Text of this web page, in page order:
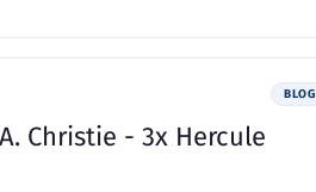
BLOG
Christie - 3x Hercule